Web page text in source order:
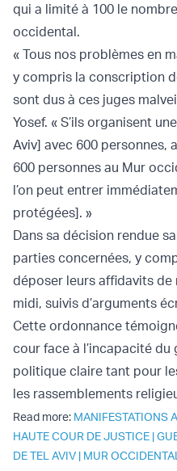
qui a limité à 100 le
occidental.
« Tous nos problèmes en
y compris la conscription
sont dus à ces juges
Yosef. « S’ils organisent
Aviv] avec 600 personnes,
600 personnes au Mur
l’on peut entrer
protégées]. »
Dans sa décision rendue
parties concernées, y
déposer leurs affidavits
midi, suivis d’arguments
Cette ordonnance
cour face à l’incapacité
politique claire tant pour
les rassemblements
Read more: MANIFESTATIONS
HAUTE COUR DE JUSTICE |
DE TEL AVIV | MUR OCCIDENTAL